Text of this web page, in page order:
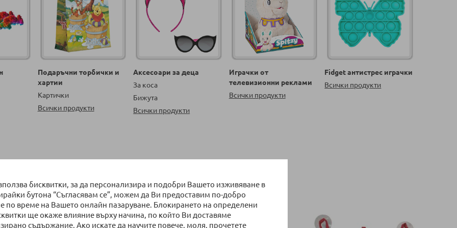
бисквитки, за да персонализира и подобри Вашето изживяване в
бутона “Съгласявам се”, можем да Ви предоставим по-добро
по време на Вашето онлайн пазаруване. Блокирането на определени
ще окаже влияние върху начина, по който Ви доставяме
съдържание. Ако искате да научите повече, моля, прочетете
Подаръчни торбички и
хартии
Картички
Всички продукти
Аксесоари за деца
За коса
Бижута
Всички продукти
Играчки от
телевизионни реклами
Всички продукти
Fidget антистрес играчки
Всички продукти